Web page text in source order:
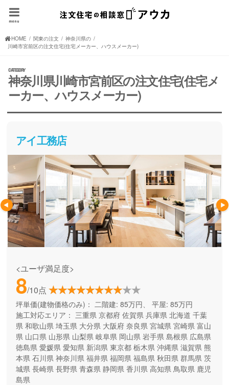
menu
HOME 関東の注文住宅(住宅メーカー、ハウスメーカー)
神奈川県の注文住宅(住宅メーカー、ハウスメーカー)
川崎市宮前区の注文住宅(住宅メーカー、ハウスメーカー)
神奈川県川崎市宮前区の注文住宅(住宅メ
ーカー、ハウスメーカー)
アイ工務店
<ユーザ満足度>
8/10点
坪単価(建物価格のみ)： 二階建: 85万円、 平屋: 85万円
施工対応エリア： 三重県 京都府 佐賀県 兵庫県 北海道 千葉
県 和歌山県 埼玉県 大分県 大阪府 奈良県 宮城県 宮崎県 富山
県 山口県 山形県 山梨県 岐阜県 岡山県 岩手県 島根県 広島県
徳島県 愛媛県 愛知県 新潟県 東京都 栃木県 沖縄県 滋賀県 熊
本県 石川県 神奈川県 福井県 福岡県 福島県 秋田県 群馬県 茨
城県 長崎県 長野県 青森県 静岡県 香川県 高知県 鳥取県 鹿児
島県